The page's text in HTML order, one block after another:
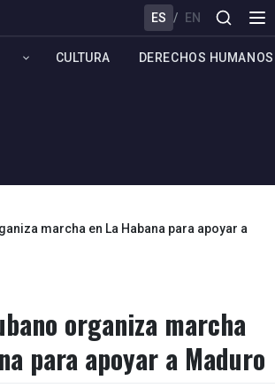
ES / EN
CULTURA DERECHOS HUMANOS
marcha en La Habana para apoyar a
organiza marcha
para apoyar a Maduro